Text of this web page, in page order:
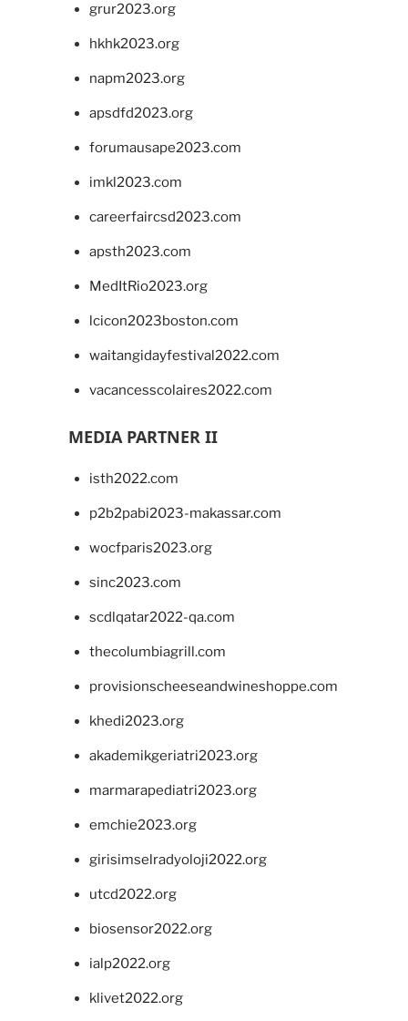
grur2023.org
hkhk2023.org
napm2023.org
apsdfd2023.org
forumausape2023.com
imkl2023.com
careerfaircsd2023.com
apsth2023.com
MedItRio2023.org
lcicon2023boston.com
waitangidayfestival2022.com
vacancesscolaires2022.com
MEDIA PARTNER II
isth2022.com
p2b2pabi2023-makassar.com
wocfparis2023.org
sinc2023.com
scdlqatar2022-qa.com
thecolumbiagrill.com
provisionscheeseandwineshoppe.com
khedi2023.org
akademikgeriatri2023.org
marmarapediatri2023.org
emchie2023.org
girisimselradyoloji2022.org
utcd2022.org
biosensor2022.org
ialp2022.org
klivet2022.org